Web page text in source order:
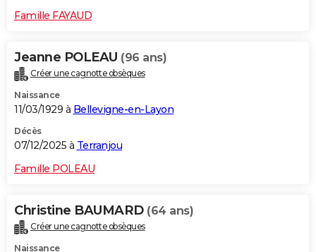
Famille FAYAUD
Jeanne POLEAU (96 ans)
Créer une cagnotte obsèques
Naissance
11/03/1929 à Bellevigne-en-Layon
Décès
07/12/2025 à Terranjou
Famille POLEAU
Christine BAUMARD (64 ans)
Créer une cagnotte obsèques
Naissance